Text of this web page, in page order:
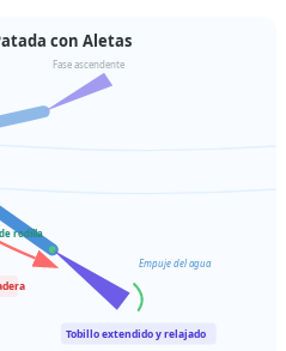
Fase ascendente
rodilla
Tobillo extendido y relajado
Empuje del agua
con Aletas